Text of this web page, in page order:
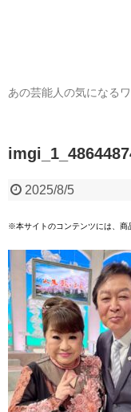
あの芸能人の気になる
2025/8/5
※本サイトのコンテンツには、商